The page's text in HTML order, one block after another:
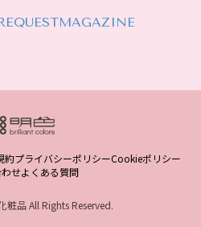
MAGAZINE
約プライバシーポリシーCookieポリシー
せよくある質問
粧品 All Rights Reserved.